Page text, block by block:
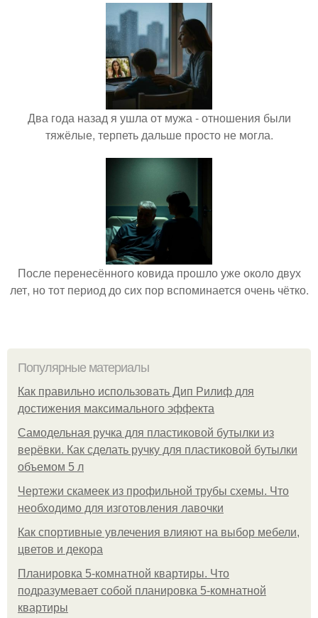
Два года назад я ушла от мужа - отношения были
тяжёлые, терпеть дальше просто не могла.
После перенесённого ковида прошло уже около двух
лет, но тот период до сих пор вспоминается очень чётко.
Популярные материалы
Как правильно использовать Дип Рилиф для
достижения максимального эффекта
Самодельная ручка для пластиковой бутылки из
верёвки. Как сделать ручку для пластиковой бутылки
объемом 5 л
Чертежи скамеек из профильной трубы схемы. Что
необходимо для изготовления лавочки
Как спортивные увлечения влияют на выбор мебели,
цветов и декора
Планировка 5-комнатной квартиры. Что
подразумевает собой планировка 5-комнатной
квартиры